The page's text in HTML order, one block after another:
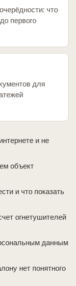
что
первого
для
и не
объект
и что показать
огнетушителей
данным
нет понятного